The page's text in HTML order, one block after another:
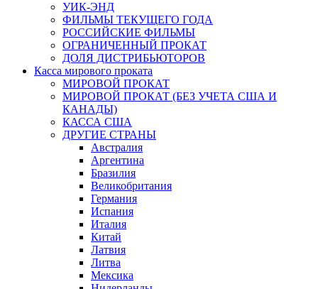
УИК-ЭНД
ФИЛЬМЫ ТЕКУЩЕГО ГОДА
РОССИЙСКИЕ ФИЛЬМЫ
ОГРАНИЧЕННЫЙ ПРОКАТ
ДОЛЯ ДИСТРИБЬЮТОРОВ
Касса мирового проката
МИРОВОЙ ПРОКАТ
МИРОВОЙ ПРОКАТ (БЕЗ УЧЕТА США И
КАНАДЫ)
КАССА США
ДРУГИЕ СТРАНЫ
Австралия
Аргентина
Бразилия
Великобритания
Германия
Испания
Италия
Китай
Латвия
Литва
Мексика